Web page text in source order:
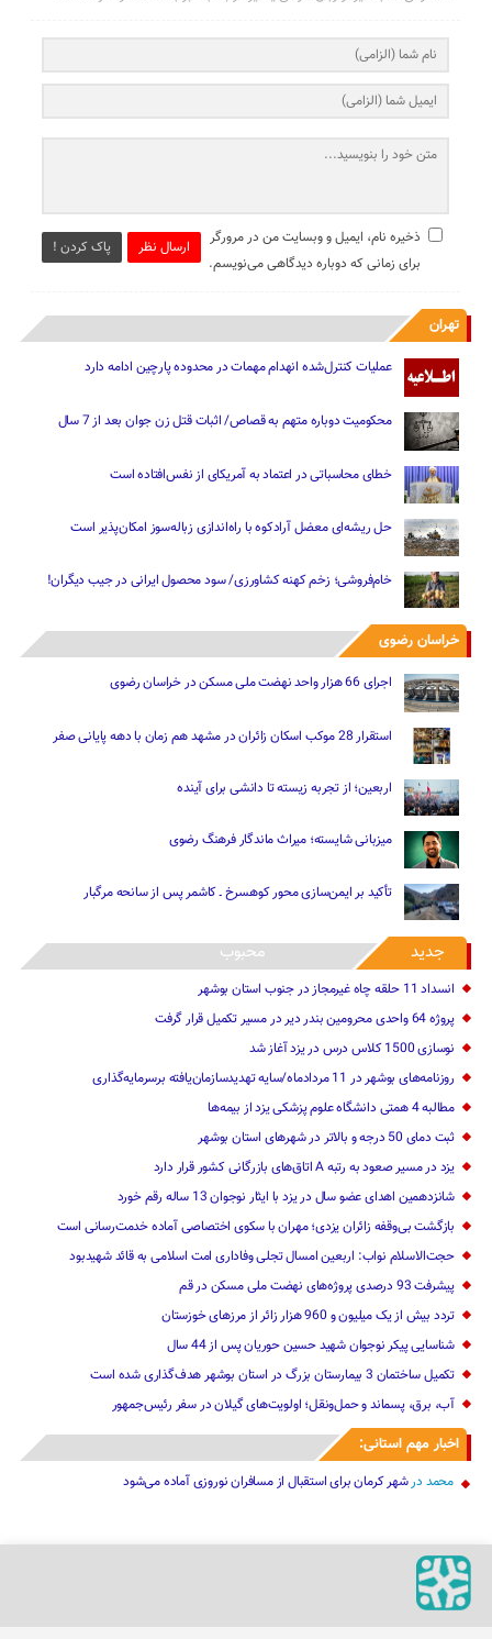
ارسال نظر پاک کردن !
ذخیره نام، ایمیل و وبسایت من در مرورگر
برای زمانی که دوباره دیدگاهی می‌نویسم.
تهران
عملیات کنترل‌شده انهدام مهمات در محدوده پارچین ادامه دارد
محکومیت دوباره متهم به قصاص/ اثبات قتل زن جوان بعد از 7 سال
خطای محاسباتی در اعتماد به آمریکای از نفس‌افتاده است
حل ریشه‌ای معضل آرادکوه با راه‌اندازی زباله‌سوز امکان‌پذیر است
خام‌فروشی؛ زخم کهنه کشاورزی/ سود محصول ایرانی در جیب دیگران!
خراسان رضوی
اجرای 66 هزار واحد نهضت ملی مسکن در خراسان رضوی
استقرار 28 موکب اسکان زائران در مشهد هم زمان با دهه پایانی صفر
اربعین؛ از تجربه زیسته تا دانشی برای آینده
میزبانی شایسته؛ میراث ماندگار فرهنگ رضوی
تأکید بر ایمن‌سازی محور کوهسرخ ـ کاشمر پس از سانحه مرگبار
جدید محبوب
انسداد 11 حلقه چاه غیرمجاز در جنوب استان بوشهر
پروژه 64 واحدی محرومین بندر دیر در مسیر تکمیل قرار گرفت
نوسازی 1500 کلاس درس در یزد آغاز شد
روزنامه‌های بوشهر در 11 مردادماه/سایه تهدیدسازمان‌یافته برسرمایه‌گذاری
مطالبه 4 همتی دانشگاه علوم پزشکی یزد از بیمه‌ها
ثبت دمای 50 درجه و بالاتر در شهرهای استان بوشهر
یزد در مسیر صعود به رتبه A اتاق‌های بازرگانی کشور قرار دارد
شانزدهمین اهدای عضو سال در یزد با ایثار نوجوان 13 ساله رقم خورد
بازگشت بی‌وقفه زائران یزدی؛ مهران با سکوی اختصاصی آماده خدمت‌رسانی است
حجت‌الاسلام نواب: اربعین امسال تجلی وفاداری امت اسلامی به قائد شهیدبود
پیشرفت 93 درصدی پروژه‌های نهضت ملی مسکن در قم
تردد بیش از یک میلیون و 960 هزار زائر از مرزهای خوزستان
شناسایی پیکر نوجوان شهید حسین حوریان پس از 44 سال
تکمیل ساختمان 3 بیمارستان بزرگ در استان بوشهر هدف‌گذاری شده است
آب، برق، پسماند و حمل‌ونقل؛ اولویت‌های گیلان در سفر رئیس‌جمهور
اخبار مهم استانی:
محمد درشهر کرمان برای استقبال از مسافران نوروزی آماده می‌شود